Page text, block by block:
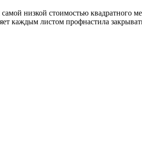
самой низкой стоимостью
каждым листом профнастила